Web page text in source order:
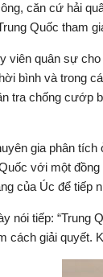
căn cứ hải
Quốc tham
viên quân sự
bình và trong
tra chống cướp
gia phân
với một
của Úc để tiếp
nói tiếp: “Trung
cách giải quyết.